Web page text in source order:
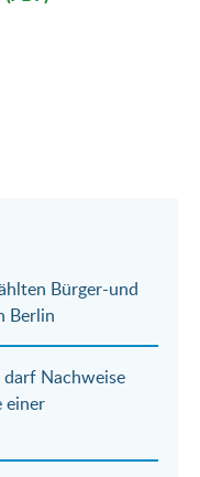
Bürger-und
Berlin
Nachweise
einer